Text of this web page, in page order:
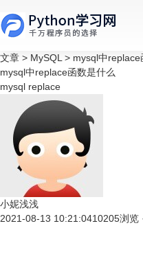
文章 > MySQL > mysql中replace
mysql中replace函数是什么
mysql replace
小妮浅浅
2021-08-13 10:21:0410205浏览